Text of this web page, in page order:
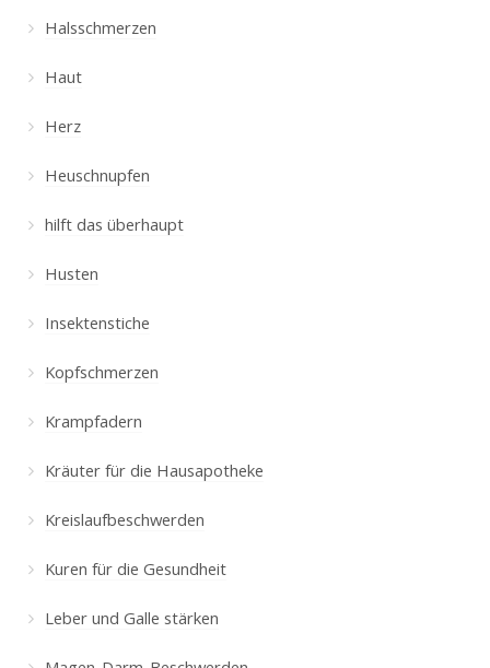
Halsschmerzen
Haut
Herz
Heuschnupfen
hilft das überhaupt
Husten
Insektenstiche
Kopfschmerzen
Krampfadern
Kräuter für die Hausapotheke
Kreislaufbeschwerden
Kuren für die Gesundheit
Leber und Galle stärken